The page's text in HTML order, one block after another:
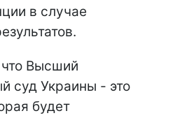
в случае
Высший
суд Украины - это
будет